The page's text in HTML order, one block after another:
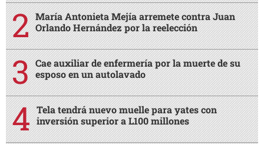
María Antonieta Mejía arremete contra Juan
Orlando Hernández por la reelección
Cae auxiliar de enfermería por la muerte de su
esposo en un autolavado
Tela tendrá nuevo muelle para yates con
inversión superior a L100 millones